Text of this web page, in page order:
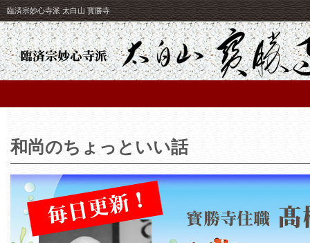
臨済宗妙心寺派 太白山 寳勝寺
和尚のちょっといい話